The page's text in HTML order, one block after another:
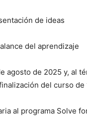
de ideas
del aprendizaje
agosto de 2025 y, al
del curso de
al programa Solve